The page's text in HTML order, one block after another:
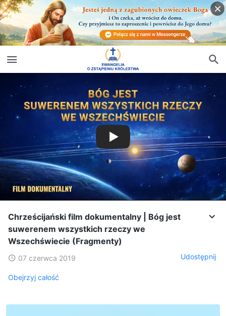
Chrześcijański film dokumentalny | Bóg jest
suwerenem wszystkich rzeczy we
Wszechświecie (Fragmenty)
07 czerwca 2019 Udostępnij
Obejrzyj całość